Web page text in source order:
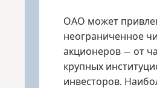
ОАО может
неограниченное
акционеров — от
крупных
инвесторов.